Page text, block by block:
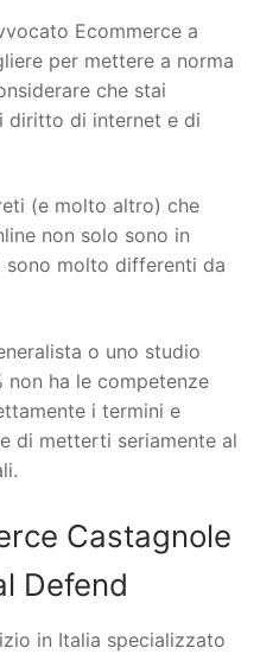
Ecommerce a
per mettere a norma
che stai
diritto di internet e di
(e molto altro) che
non solo sono in
sono molto differenti da
o uno studio
non ha le competenze
i termini e
di metterti seriamente al
Castagnole
Defend
in Italia specializzato